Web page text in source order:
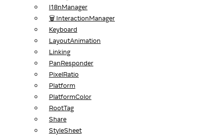
I18nManager
🗑️ InteractionManager
Keyboard
LayoutAnimation
Linking
PanResponder
PixelRatio
Platform
PlatformColor
RootTag
Share
StyleSheet